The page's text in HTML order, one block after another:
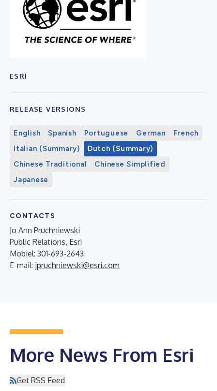
ESRI
RELEASE VERSIONS
English Spanish Portuguese German
French
Italian (Summary)
Dutch (Summary)
Chinese Traditional
Chinese Simplified
Japanese
CONTACTS
Jo Ann Pruchniewski
Public Relations, Esri
Mobiel: 301-693-2643
E-mail: jpruchniewski@esri.com
More News From Esri
Get RSS Feed